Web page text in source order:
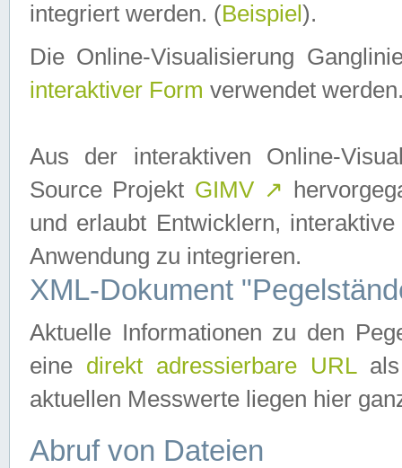
integriert werden. (Beispiel ).
Die Online-Visualisierung
interaktiver Form verwendet
Aus der interaktiven Online-
Source Projekt GIMV ↗
und erlaubt Entwicklern,
Anwendung zu integrieren.
XML-Dokument
Aktuelle Informationen zu den
eine direkt adressierbare URLals
aktuellen Messwerte liegen hier
Abruf von Dateien